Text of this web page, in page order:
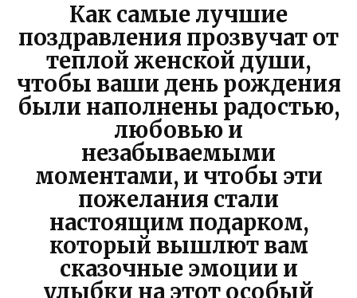
Как самые лучшие
поздравления прозвучат от
теплой женской души,
чтобы ваши день рождения
были наполнены радостью,
любовью и
незабываемыми
моментами, и чтобы эти
пожелания стали
настоящим подарком,
который вышлют вам
сказочные эмоции и
улыбки на этот особый